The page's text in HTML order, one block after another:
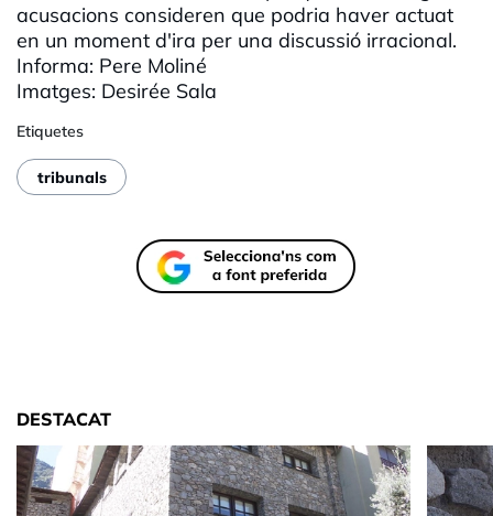
acusacions consideren que podria haver actuat
en un moment d'ira per una discussió irracional.
Informa: Pere Moliné
Imatges: Desirée Sala
Etiquetes
tribunals
DESTACAT